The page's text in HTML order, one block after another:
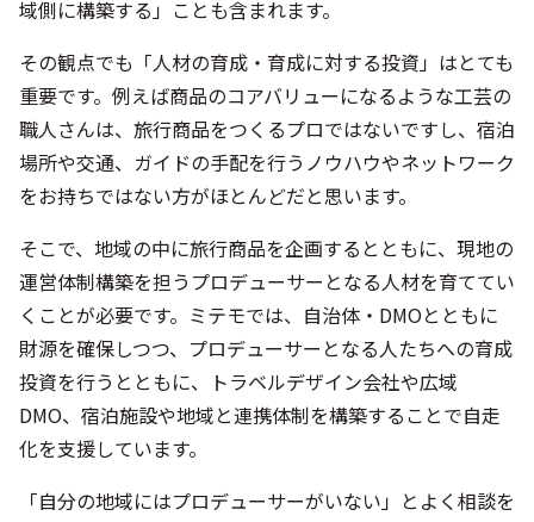
場所や交通、ガイドの手配を行うノウハウやネットワーク
をお持ちではない方がほとんどだと思います。
そこで、地域の中に旅行商品を企画するとともに、現地の
運営体制構築を担うプロデューサーとなる人材を育ててい
くことが必要です。ミテモでは、自治体・DMOとともに
財源を確保しつつ、プロデューサーとなる人たちへの育成
投資を行うとともに、トラベルデザイン会社や広域
DMO、宿泊施設や地域と連携体制を構築することで自走
化を支援しています。
「自分の地域にはプロデューサーがいない」とよく相談を
受けることもありますが、例えば、商品のデザインをして
いる人や、地域でゲストハウスの経営をされている方、先
代から事業を引き継いで地域活性に繋がることをやってみ
たいと感じている人など。プロデューサーになりうる方は